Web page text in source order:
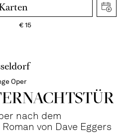
€15
Oper
nach dem
von Dave Eggers